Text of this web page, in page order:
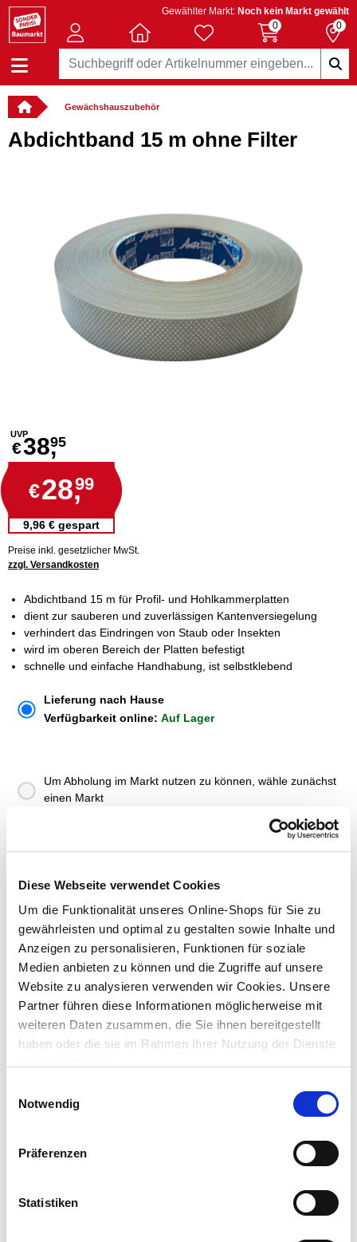
Diese Webseite verwendet Cookies
Um die Funktionalität unseres Online-Shops für Sie zu
gewährleisten und optimal zu gestalten sowie Inhalte und
Anzeigen zu personalisieren, Funktionen für soziale
Medien anbieten zu können und die Zugriffe auf unsere
Website zu analysieren verwenden wir Cookies. Unsere
Partner führen diese Informationen möglicherweise mit
weiteren Daten zusammen, die Sie ihnen bereitgestellt
haben oder die sie im Rahmen Ihrer Nutzung der Dienste
Notwendig
Präferenzen
Statistiken
Gewählter Markt: Noch kein Markt gewählt
0
0
Gewächshauszubehör
Abdichtband 15 m ohne Filter
UVP
€38,95
€28,99
9,96 € gespart
Preise inkl. gesetzlicher MwSt.
zzgl. Versandkosten
Abdichtband 15 m für Profil- und Hohlkammerplatten
dient zur sauberen und zuverlässigen Kantenversiegelung
verhindert das Eindringen von Staub oder Insekten
wird im oberen Bereich der Platten befestigt
schnelle und einfache Handhabung, ist selbstklebend
Lieferung nach Hause
Verfügbarkeit online: Auf Lager
Um Abholung im Markt nutzen zu können, wähle zunächst
einen Markt
Merken
ZUBEHÖR UND PASSENDE ARTIKEL:
GERMANIA® Stichsäge 230V 800W Laser Pendelhub
59,99 €